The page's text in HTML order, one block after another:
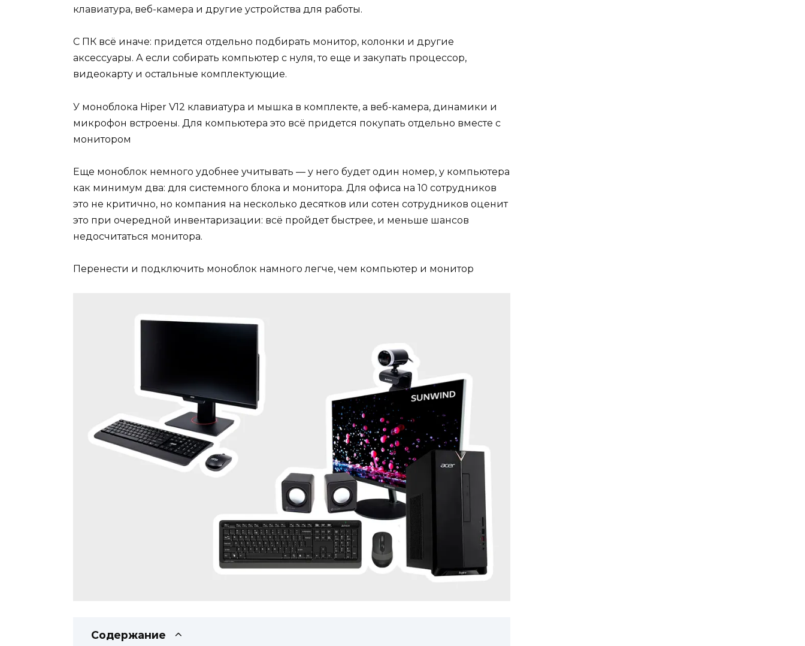
клавиатура, веб-камера и другие устройства для работы.
С ПК всё иначе: придется отдельно подбирать монитор, колонки и другие
аксессуары. А если собирать компьютер с нуля, то еще и закупать процессор,
видеокарту и остальные комплектующие.
У моноблока Hiper V12 клавиатура и мышка в комплекте, а веб-камера, динамики и
микрофон встроены. Для компьютера это всё придется покупать отдельно вместе с
монитором
Еще моноблок немного удобнее учитывать — у него будет один номер, у компьютера
как минимум два: для системного блока и монитора. Для офиса на 10 сотрудников
это не критично, но компания на несколько десятков или сотен сотрудников оценит
это при очередной инвентаризации: всё пройдет быстрее, и меньше шансов
недосчитаться монитора.
Перенести и подключить моноблок намного легче, чем компьютер и монитор
Содержание